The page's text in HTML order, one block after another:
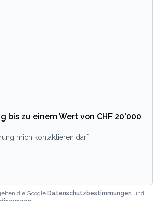
bis zu einem Wert von CHF 20'000
mich kontaktieren darf
die Google Datenschutzbestimmungen und